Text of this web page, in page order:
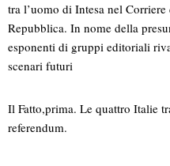
tra l’uomo di Intesa nel
Repubblica. In nome della
esponenti di gruppi editoriali
scenari futuri
Il Fatto,prima. Le quattro Italie
referendum.